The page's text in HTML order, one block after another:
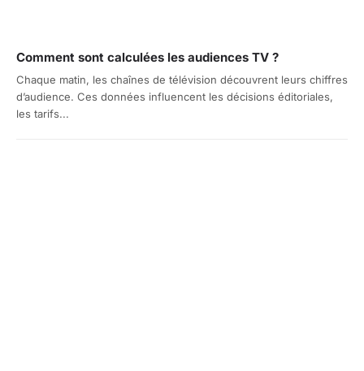
Comment sont calculées les audiences TV ?
Chaque matin, les chaînes de télévision découvrent leurs chiffres
d’audience. Ces données influencent les décisions éditoriales,
les tarifs...